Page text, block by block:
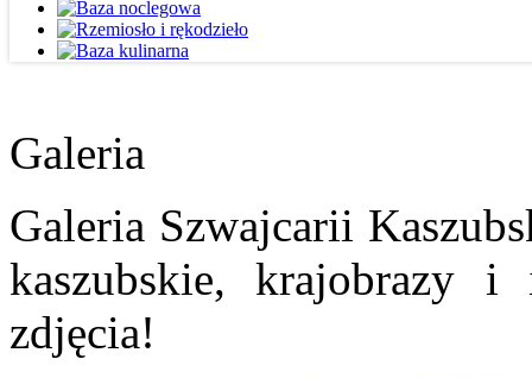
Galeria
Galeria Szwajcarii
kaszubskie, krajobrazy
zdjęcia!